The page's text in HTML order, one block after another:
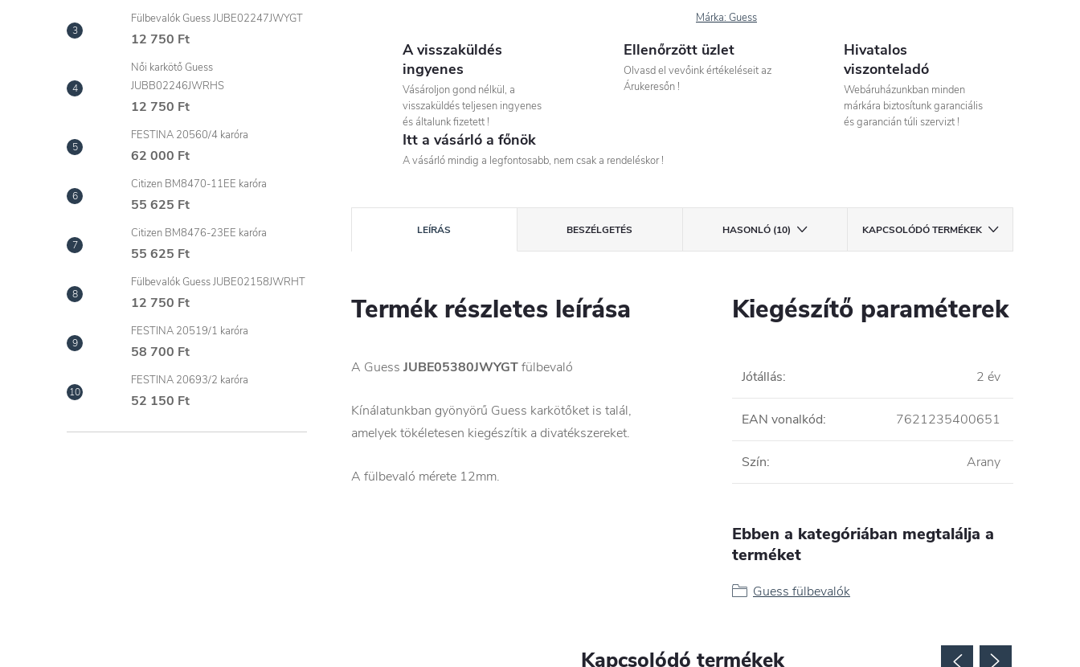
Fülbevalók Guess JUBE02247JWYGT
12 750 Ft
Női karkötő Guess
JUBB02246JWRHS
12 750 Ft
FESTINA 20560/4 karóra
62 000 Ft
Citizen BM8470-11EE karóra
55 625 Ft
Citizen BM8476-23EE karóra
55 625 Ft
Fülbevalók Guess JUBE02158JWRHT
12 750 Ft
FESTINA 20519/1 karóra
58 700 Ft
FESTINA 20693/2 karóra
52 150 Ft
Márka: Guess
A visszaküldés
ingyenes
Vásároljon gond nélkül, a
visszaküldés teljesen ingyenes
és általunk fizetett !
Ellenőrzött üzlet
Olvasd el vevőink értékeléseit az
Árukeresőn !
Hivatalos
viszonteladó
Webáruházunkban minden
márkára biztosítunk garanciális
és garancián túli szervizt !
Itt a vásárló a főnök
A vásárló mindig a legfontosabb, nem csak a rendeléskor !
LEÍRÁS BESZÉLGETÉS HASONLÓ (10) KAPCSOLÓDÓ TERMÉKEK
Termék részletes leírása
A Guess JUBE05380JWYGTfülbevaló
Kínálatunkban gyönyörű Guess karkötőket is talál,
amelyek tökéletesen kiegészítik a divatékszereket.
A fülbevaló mérete 12mm.
Kiegészítő paraméterek
Jótállás: 2 év
EAN vonalkód: 7621235400651
Szín: Arany
Ebben a kategóriában megtalálja a
terméket
Guess fülbevalók
Kapcsolódó termékek